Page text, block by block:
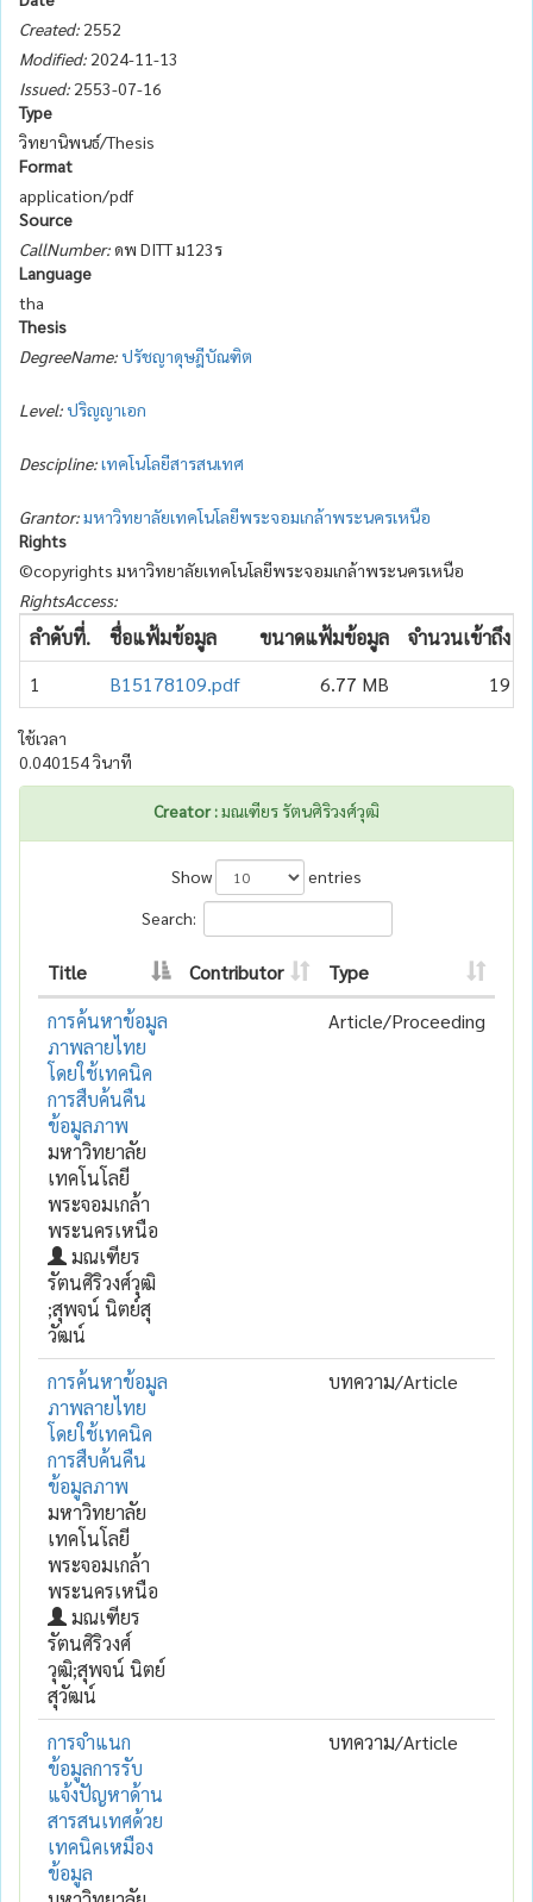
Created: 2552
Modified: 2024-11-13
Issued: 2553-07-16
Type
วิทยานิพนธ์/Thesis
Format
application/pdf
Source
CallNumber:ดพ DITT ม123ร
Language
tha
Thesis
DegreeName:ปรัชญาดุษฎีบัณฑิต
Level:ปริญญาเอก
Descipline:เทคโนโลยีสารสนเทศ
Grantor:มหาวิทยาลัยเทคโนโลยีพระจอมเกล้าพระนครเหนือ
Rights
©copyrights มหาวิทยาลัยเทคโนโลยีพระจอมเกล้าพระนครเหนือ
RightsAccess:
ลำดับที่. ชื่อแฟ้มข้อมูล ขนาดแฟ้มข้อมูล จำนวนเข้าถึง
1
B15178109.pdf 6.77 MB 19
ใช้เวลา
0.040154 วินาที
Creator :มณเฑียร รัตนศิริวงศ์วุฒิ
Show
entries
Search:
Title Contributor
Type
การค้นหาข้อมูล
ภาพลายไทย
โดยใช้เทคนิค
การสืบค้นคืน
ข้อมูลภาพ
มหาวิทยาลัย
เทคโนโลยี
พระจอมเกล้า
พระนครเหนือ
มณเฑียร
รัตนศิริวงศ์วุฒิ
;สุพจน์ นิตย์สุ
วัฒน์
Article/Proceeding
การค้นหาข้อมูล
ภาพลายไทย
โดยใช้เทคนิค
การสืบค้นคืน
ข้อมูลภาพ
มหาวิทยาลัย
เทคโนโลยี
พระจอมเกล้า
พระนครเหนือ
มณเฑียร
รัตนศิริวงศ์
วุฒิ;สุพจน์ นิตย์
สุวัฒน์
บทความ/Article
การจำแนก
ข้อมูลการรับ
แจ้งปัญหาด้าน
สารสนเทศด้วย
เทคนิคเหมือง
ข้อมูล
บทความ/Article